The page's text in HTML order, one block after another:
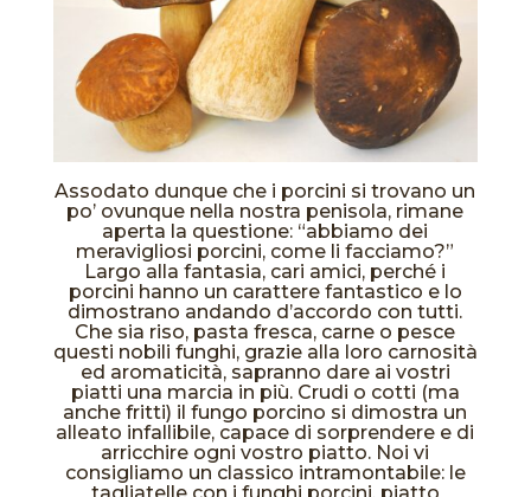
Assodato dunque che i porcini si trovano un
po’ ovunque nella nostra penisola, rimane
aperta la questione: “abbiamo dei
meravigliosi porcini, come li facciamo?”
Largo alla fantasia, cari amici, perché i
porcini hanno un carattere fantastico e lo
dimostrano andando d’accordo con tutti.
Che sia riso, pasta fresca, carne o pesce
questi nobili funghi, grazie alla loro carnosità
ed aromaticità, sapranno dare ai vostri
piatti una marcia in più. Crudi o cotti (ma
anche fritti) il fungo porcino si dimostra un
alleato infallibile, capace di sorprendere e di
arricchire ogni vostro piatto. Noi vi
consigliamo un classico intramontabile: le